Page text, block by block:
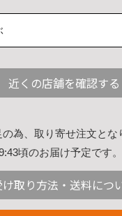
近くの店舗を確認する
為、取り寄せ注文とな
頃のお届け予定です。
け取り方法・送料につ